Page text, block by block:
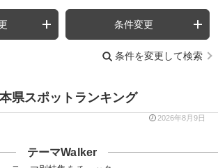
条件変更
条件を変更して検索
県スポットランキング
2026年8月9日
テーマWalker